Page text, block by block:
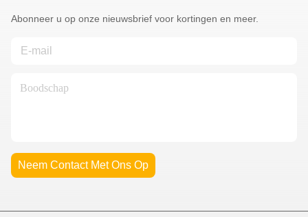
Abonneer u op onze nieuwsbrief voor kortingen en meer.
Neem Contact Met Ons Op